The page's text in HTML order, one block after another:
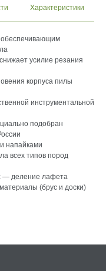
Характеристики
усилие резания
корпуса пилы
инструментальной
подобран
напайками
всех типов пород
— деление лафета
(брус и доски)